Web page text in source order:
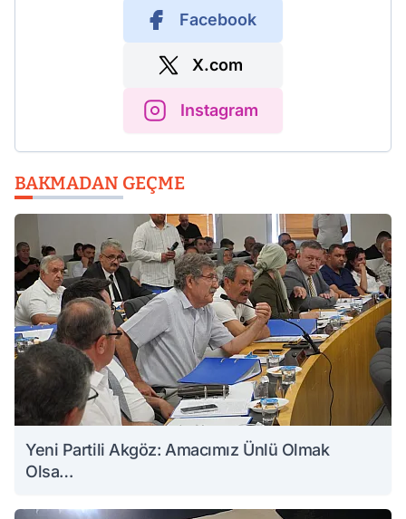
Facebook
X.com
Instagram
BAKMADAN GEÇME
Yeni Partili Akgöz: Amacımız Ünlü Olmak
Olsa…